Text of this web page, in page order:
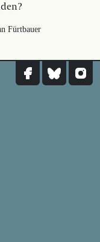
Fürtbauer